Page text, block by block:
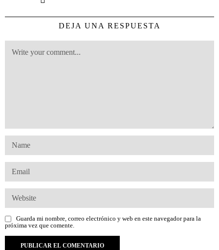
DEJA UNA RESPUESTA
Guarda mi nombre, correo electrónico y web en este navegador para la
próxima vez que comente.